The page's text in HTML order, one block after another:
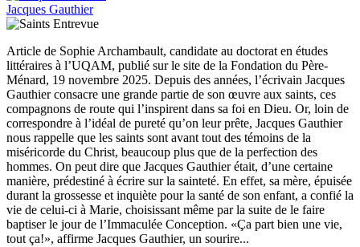
Jacques Gauthier
Article de Sophie Archambault, candidate au doctorat en études
littéraires à l’UQAM, publié sur le site de la Fondation du Père-
Ménard, 19 novembre 2025. Depuis des années, l’écrivain Jacques
Gauthier consacre une grande partie de son œuvre aux saints, ces
compagnons de route qui l’inspirent dans sa foi en Dieu. Or, loin de
correspondre à l’idéal de pureté qu’on leur prête, Jacques Gauthier
nous rappelle que les saints sont avant tout des témoins de la
miséricorde du Christ, beaucoup plus que de la perfection des
hommes. On peut dire que Jacques Gauthier était, d’une certaine
manière, prédestiné à écrire sur la sainteté. En effet, sa mère, épuisée
durant la grossesse et inquiète pour la santé de son enfant, a confié la
vie de celui-ci à Marie, choisissant même par la suite de le faire
baptiser le jour de l’Immaculée Conception. «Ça part bien une vie,
tout ça!», affirme Jacques Gauthier, un sourire...